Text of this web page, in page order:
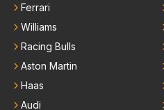
Ferrari
Williams
Racing Bulls
Aston Martin
Haas
Audi